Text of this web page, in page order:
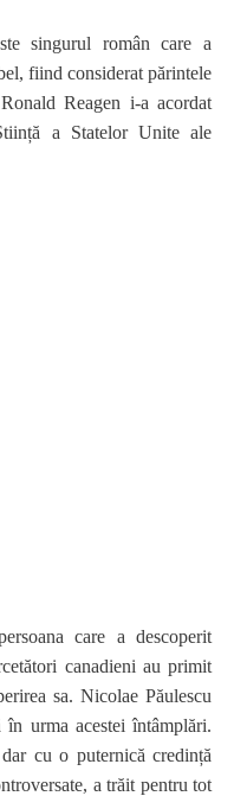
singurul român care a
fiind considerat părintele
Reagen i-a acordat
a Statelor Unite ale
care a descoperit
canadieni au primit
sa. Nicolae Păulescu
urma acestei întâmplări.
cu o puternică credință
a trăit pentru tot